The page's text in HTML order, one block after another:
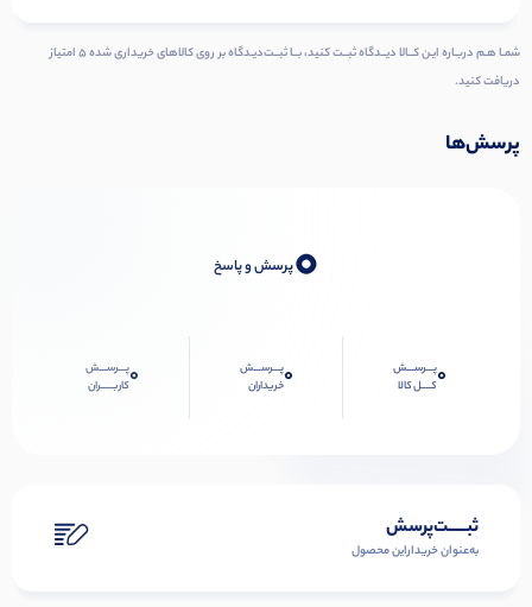
شمـا هـم دربـاره ایـن کــالا دیــدگاه ثبــت کنید، بــا ثبــت‌دیـدگاه بر روی کالاهای خریداری شده ۵ امتیاز
دریافت کنید.
پرسش‌ها
0پرسش و پاسخ
0پـــرســـش
کــــل کالا
0پـــرســـش
خریداران
0پـــرســـش
کاربـــــران
ثبـــــت‌پرسش
به‌عنوان ‌خریدار‌این‌ محصول